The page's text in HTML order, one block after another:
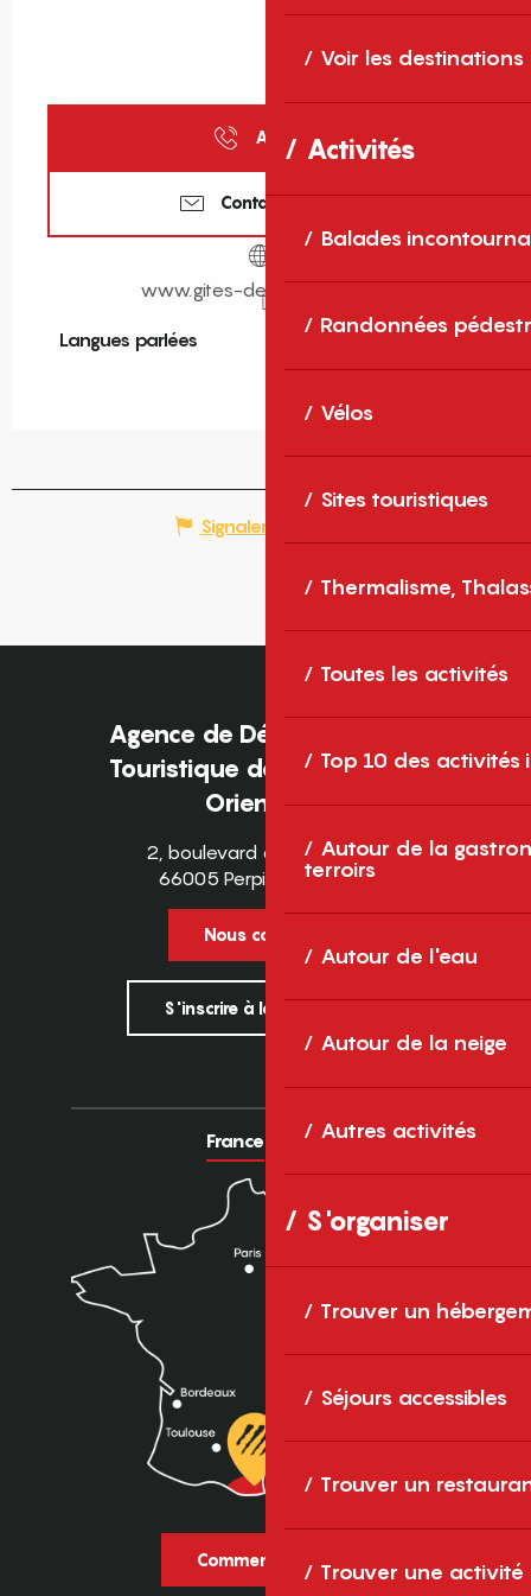
Voir les destinations
Activités
Balades
Randonnées
Vélos
Sites touristiques
Thermalisme,
Toutes les activités
Top 10 des activités
Autour de la
terroirs
Autour de l'eau
Autour de la neige
Autres activités
S'organiser
Trouver un
Séjours accessibles
Trouver un
Trouver une activité
Appeler
Contactez-nous
www.gites-de-france-sud.fr
Langues parlées
Langues parlées
Signaler une erreur
Agence de Développement
Touristique des Pyrénées-
Orientales
2, boulevard des Pyrénées
66005 Perpignan Cedex
Nous contacter
S'inscrire à la newsletter
France Europe
Comment venir ?